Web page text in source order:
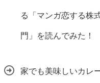
る「マンガ恋する株
門」を読んでみた！
家でも美味しいカレ